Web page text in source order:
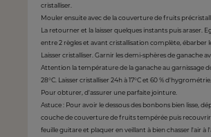
cristalliser.
Mouler ensuite avec de la couverture de fruits
La retourner et la laisser quelques instants puis araser.
entre 2 règles et avant cristallisation complète, ébarber
Laisser cristalliser. Garnir les demi-sphères de ganache
Attention la température de la ganache au garnissage
28°C. Laisser cristalliser 24h à 17°C et 60 % d'hygrométrie.
Pour obturer, d'assurer une parfaite jointure.
Astuce : Pour avoir le dessous des bonbons bien lisse,
couche de couverture de fruits tempérée puis
feuille guitare et plaquer en veillant à bien chasser l'air à